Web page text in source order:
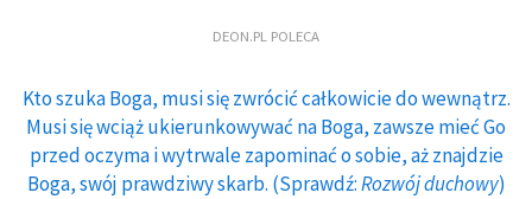
DEON.PL POLECA
Kto szuka Boga, musi się zwrócić całkowicie do wewnątrz.
Musi się wciąż ukierunkowywać na Boga, zawsze mieć Go
przed oczyma i wytrwale zapominać o sobie, aż znajdzie
Boga, swój prawdziwy skarb. (Sprawdź:Rozwój duchowy)